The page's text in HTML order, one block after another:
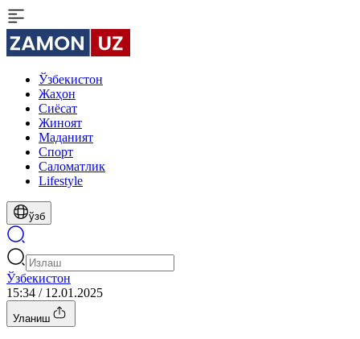
Ўзбекистон
Жаҳон
Сиёсат
Жиноят
Маданият
Спорт
Cаломатлик
Lifestyle
ўзб
Ўзбекистон
15:34 / 12.01.2025
Уланиш